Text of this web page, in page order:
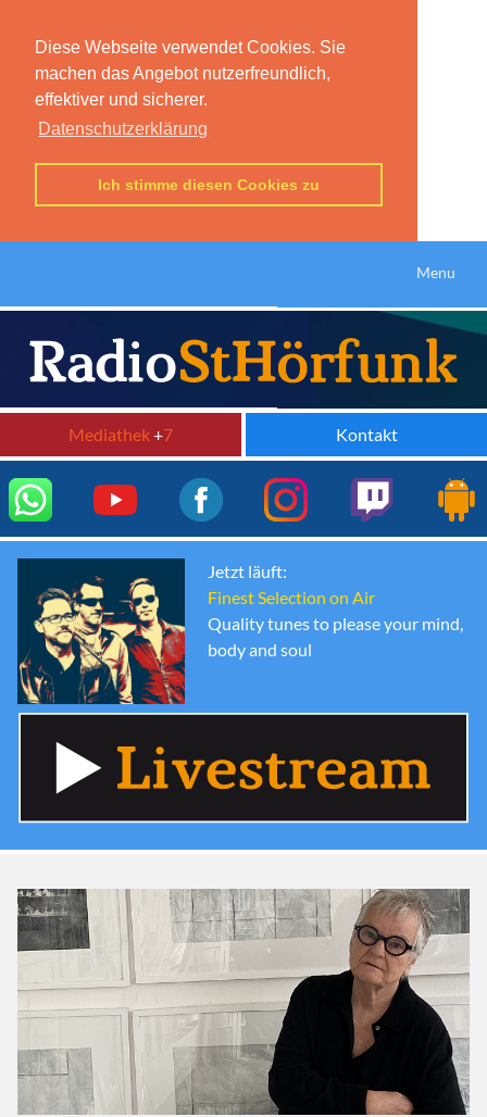
Diese Webseite verwendet Cookies. Sie
machen das Angebot nutzerfreundlich,
effektiver und sicherer.
Datenschutzerklärung
Ich stimme diesen Cookies zu
Menu
Mediathek+7 Kontakt
Jetzt läuft:
Finest Selection on Air
Quality tunes to please your mind,
body and soul